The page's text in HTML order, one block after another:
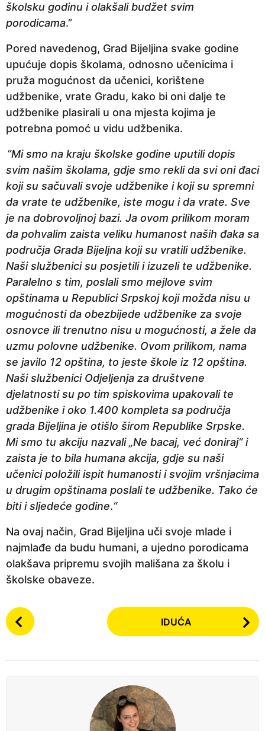
školsku godinu i olakšali budžet svim
porodicama.”
Pored navedenog, Grad Bijeljina svake godine
upućuje dopis školama, odnosno učenicima i
pruža mogućnost da učenici, korištene
udžbenike, vrate Gradu, kako bi oni dalje te
udžbenike plasirali u ona mjesta kojima je
potrebna pomoć u vidu udžbenika.
”Mi smo na kraju školske godine uputili dopis
svim našim školama, gdje smo rekli da svi oni đaci
koji su sačuvali svoje udžbenike i koji su spremni
da vrate te udžbenike, iste mogu i da vrate. Sve
je na dobrovoljnoj bazi. Ja ovom prilikom moram
da pohvalim zaista veliku humanost naših đaka sa
područja Grada Bijeljna koji su vratili udžbenike.
Naši službenici su posjetili i izuzeli te udžbenike.
Paralelno s tim, poslali smo mejlove svim
opštinama u Republici Srpskoj koji možda nisu u
mogućnosti da obezbijede udžbenike za svoje
osnovce ili trenutno nisu u mogućnosti, a žele da
uzmu polovne udžbenike. Ovom prilikom, nama
se javilo 12 opština, to jeste škole iz 12 opština.
Naši službenici Odjeljenja za društvene
djelatnosti su po tim spiskovima upakovali te
udžbenike i oko 1.400 kompleta sa područja
grada Bijeljina je otišlo širom Republike Srpske.
Mi smo tu akciju nazvali „Ne bacaj, već doniraj“ i
zaista je to bila humana akcija, gdje su naši
učenici položili ispit humanosti i svojim vršnjacima
u drugim opštinama poslali te udžbenike. Tako će
biti i sljedeće godine.“
Na ovaj način, Grad Bijeljina uči svoje mlade i
najmlađe da budu humani, a ujedno porodicama
olakšava pripremu svojih mališana za školu i
školske obaveze.
P
o
IDUĆA